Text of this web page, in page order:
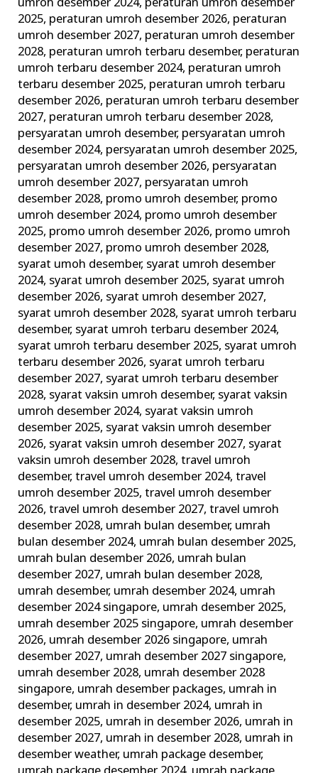
umroh desember 2024, peraturan umroh desember
2025, peraturan umroh desember 2026, peraturan
umroh desember 2027, peraturan umroh desember
2028, peraturan umroh terbaru desember, peraturan
umroh terbaru desember 2024, peraturan umroh
terbaru desember 2025, peraturan umroh terbaru
desember 2026, peraturan umroh terbaru desember
2027, peraturan umroh terbaru desember 2028,
persyaratan umroh desember, persyaratan umroh
desember 2024, persyaratan umroh desember 2025,
persyaratan umroh desember 2026, persyaratan
umroh desember 2027, persyaratan umroh
desember 2028, promo umroh desember, promo
umroh desember 2024, promo umroh desember
2025, promo umroh desember 2026, promo umroh
desember 2027, promo umroh desember 2028,
syarat umoh desember, syarat umroh desember
2024, syarat umroh desember 2025, syarat umroh
desember 2026, syarat umroh desember 2027,
syarat umroh desember 2028, syarat umroh terbaru
desember, syarat umroh terbaru desember 2024,
syarat umroh terbaru desember 2025, syarat umroh
terbaru desember 2026, syarat umroh terbaru
desember 2027, syarat umroh terbaru desember
2028, syarat vaksin umroh desember, syarat vaksin
umroh desember 2024, syarat vaksin umroh
desember 2025, syarat vaksin umroh desember
2026, syarat vaksin umroh desember 2027, syarat
vaksin umroh desember 2028,travel umroh
desember,travel umroh desember 2024,travel
umroh desember 2025,travel umroh desember
2026,travel umroh desember 2027,travel umroh
desember 2028, umrah bulan desember, umrah
bulan desember 2024, umrah bulan desember 2025,
umrah bulan desember 2026, umrah bulan
desember 2027, umrah bulan desember 2028,
umrah desember, umrah desember 2024, umrah
desember 2024 singapore, umrah desember 2025,
umrah desember 2025 singapore, umrah desember
2026, umrah desember 2026 singapore, umrah
desember 2027, umrah desember 2027 singapore,
umrah desember 2028, umrah desember 2028
singapore, umrah desember packages, umrah in
desember, umrah in desember 2024, umrah in
desember 2025, umrah in desember 2026, umrah in
desember 2027, umrah in desember 2028, umrah in
desember weather, umrah package desember,